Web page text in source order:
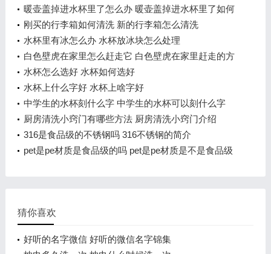
暖壶盖掉进水杯里了怎么办 暖壶盖掉进水杯里了如何
处理
刚买的行李箱如何清洗 新的行李箱怎么清洗
水杯里有冰怎么办 水杯放冰块怎么处理
白色壁虎在家里怎么赶走它 白色壁虎在家里赶走的方
法
水杯怎么选好 水杯如何选好
水杯上什么字好 水杯上啥字好
中学生的水杯刻什么字 中学生的水杯可以刻什么字
厨房清洗小窍门有哪些方法 厨房清洗小窍门介绍
316是食品级的不锈钢吗 316不锈钢的简介
pet是pe材质是食品级的吗 pet是pe材质是不是食品级
猜你喜欢
好听的名字微信 好听的微信名字锦集